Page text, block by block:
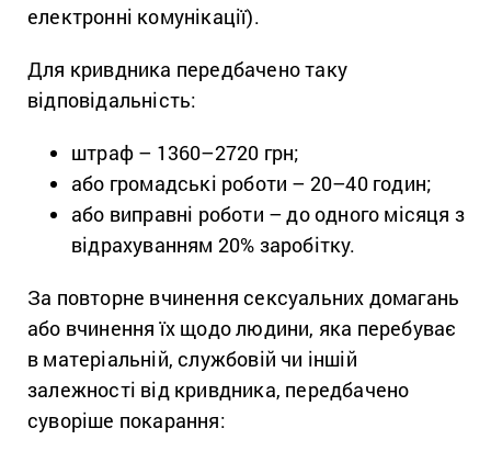
електронні комунікації).
Для кривдника передбачено таку
відповідальність:
штраф – 1360–2720 грн;
або громадські роботи – 20–40 годин;
або виправні роботи – до одного місяця з
відрахуванням 20% заробітку.
За повторне вчинення сексуальних домагань
або вчинення їх щодо людини, яка перебуває
в матеріальній, службовій чи іншій
залежності від кривдника, передбачено
суворіше покарання: